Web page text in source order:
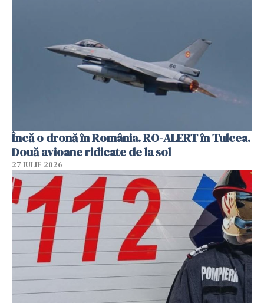
Încă o dronă în România. RO-ALERT în Tulcea.
Două avioane ridicate de la sol
27 IULIE 2026